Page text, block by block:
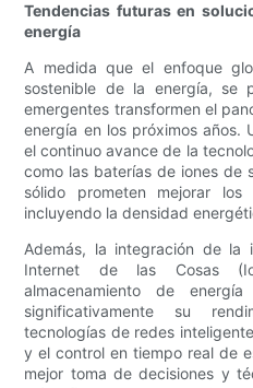
Tendencias futuras en
energía
A medida que el enfoque
sostenible de la energía, se
emergentes transformen el
energía en los próximos años.
el continuo avance de la
como las baterías de iones de
sólido prometen mejorar los
incluyendo la densidad
Además, la integración de la
Internet de las Cosas
almacenamiento de
significativamente su
tecnologías de redes
y el control en tiempo real de
mejor toma de decisiones y